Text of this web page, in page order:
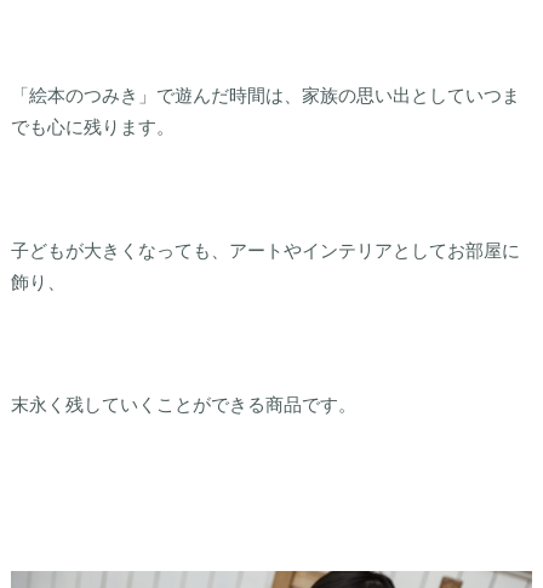
「絵本のつみき」で遊んだ時間は、家族の思い出としていつま
でも心に残ります。
子どもが大きくなっても、アートやインテリアとしてお部屋に
飾り、
末永く残していくことができる商品です。